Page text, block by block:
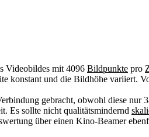
Videobildes mit 4096 Bildpunkte pro
konstant und die Bildhöhe variiert.
gebracht, obwohl diese nur
Es sollte nicht qualitätsmindernd
über einen Kino-Beamer